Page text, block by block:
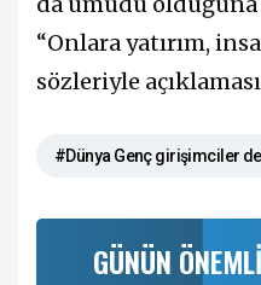
“Onlara yatırım,
sözleriyle
#Dünya Genç girişimciler
GÜNÜN